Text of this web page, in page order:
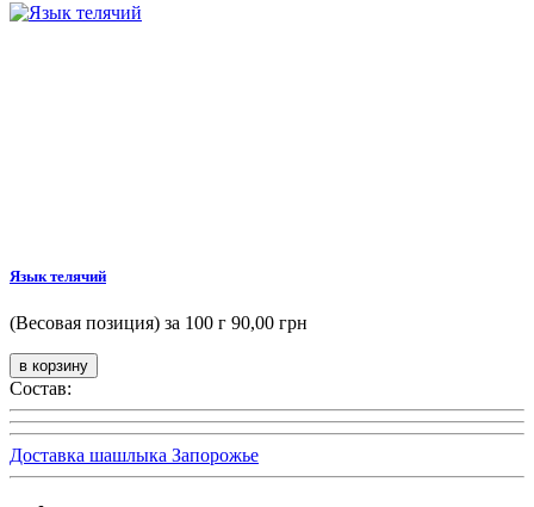
Язык телячий
(Весовая позиция) за 100 г 90,00 грн
Состав:
Доставка шашлыка Запорожье